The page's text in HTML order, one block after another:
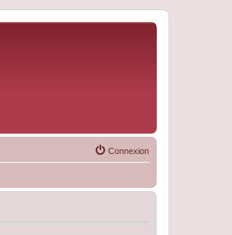
Connexion